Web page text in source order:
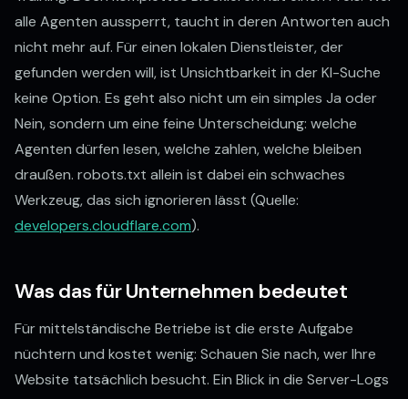
alle Agenten aussperrt, taucht in deren Antworten auch
nicht mehr auf. Für einen lokalen Dienstleister, der
gefunden werden will, ist Unsichtbarkeit in der KI-Suche
keine Option. Es geht also nicht um ein simples Ja oder
Nein, sondern um eine feine Unterscheidung: welche
Agenten dürfen lesen, welche zahlen, welche bleiben
draußen. robots.txt allein ist dabei ein schwaches
Werkzeug, das sich ignorieren lässt (Quelle:
developers.cloudflare.com).
Was das für Unternehmen bedeutet
Für mittelständische Betriebe ist die erste Aufgabe
nüchtern und kostet wenig: Schauen Sie nach, wer Ihre
Website tatsächlich besucht. Ein Blick in die Server-Logs